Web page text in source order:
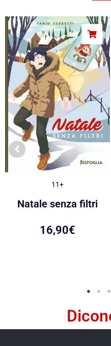
11+
Natale senza filtri
16,90€